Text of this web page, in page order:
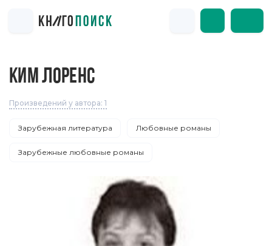
КИМ ЛОРЕНС
Произведений у автора: 1
Зарубежная литература Любовные романы
Зарубежные любовные романы